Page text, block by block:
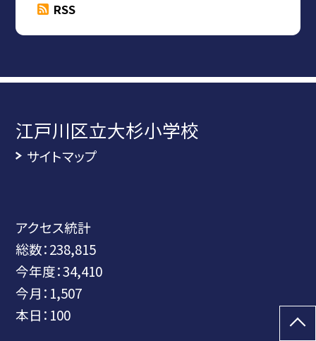
RSS
江戸川区立大杉小学校
サイトマップ
アクセス統計
総数：238,815
今年度：34,410
今月： 1,507
本日： 100